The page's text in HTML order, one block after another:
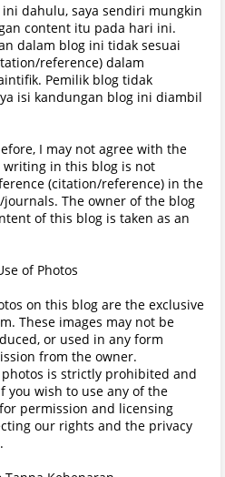
dahulu, saya sendiri mungkin
content itu pada hari ini.
dalam blog ini tidak sesuai
reference) dalam
Pemilik blog tidak
isi kandungan blog ini diambil
I may not agree with the
in this blog is not
(citation/reference) in the
The owner of the blog
of this blog is taken as an
of Photos
on this blog are the exclusive
These images may not be
or used in any form
from the owner.
is strictly prohibited and
you wish to use any of the
permission and licensing
our rights and the privacy